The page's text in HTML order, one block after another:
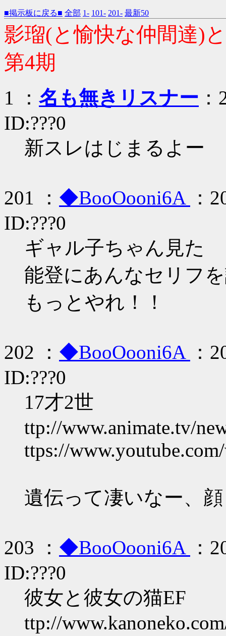
■掲示板に戻る■ 全部 1- 101- 201- 最新50
影瑠(と愉快な仲間達)
第4期
1 ： 名も無きリスナー
ID:???0
新スレはじまるよー
201 ： ◆BooOooni6A
：
ID:???0
ギャル子ちゃん見た
能登にあんなセリフ
もっとやれ！！
202 ： ◆BooOooni6A
：
ID:???0
17才2世
ttp://www.animate.tv/
ttps://
遺伝って凄いなー、
203 ： ◆BooOooni6A
：
ID:???0
彼女と彼女の猫EF
ttp://